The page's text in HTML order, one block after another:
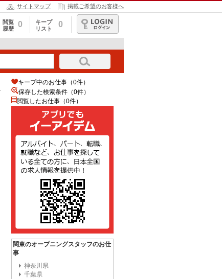
サイトマップ 掲載ご希望のお客様へ
閲覧
履歴
0
キープ
リスト
0
ログイン
キープ中のお仕事（0件）
保存した検索条件（0件）
閲覧したお仕事（0件）
関東のオープニングスタッフのお仕
事
神奈川県
千葉県